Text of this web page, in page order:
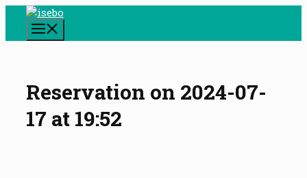
Preskočiť
obsah
Reservation on 2024-07-
17 at 19:52